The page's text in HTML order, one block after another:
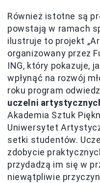
Również istotne są
powstają w ramach
ilustruje to projekt
organizowany przez
ING, który pokazuje,
wpłynąć na rozwój
roku program
uczelni
Akademia Sztuk
Uniwersytet
setki studentów.
zdobycie
przydadzą im się w
niewątpliwie